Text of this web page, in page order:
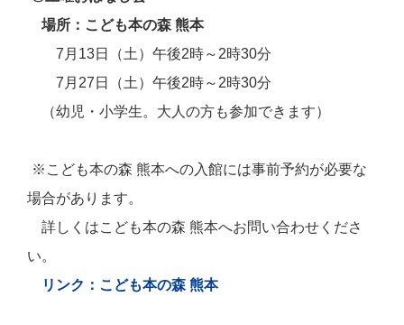
場所：こども本の森 熊本
7月13日（土）午後2時～2時30分
7月27日（土）午後2時～2時30分
（幼児・小学生。大人の方も参加できます）
※こども本の森 熊本への入館には事前予約が必要な
場合があります。
詳しくはこども本の森 熊本へお問い合わせくださ
い。
リンク：こども本の森 熊本